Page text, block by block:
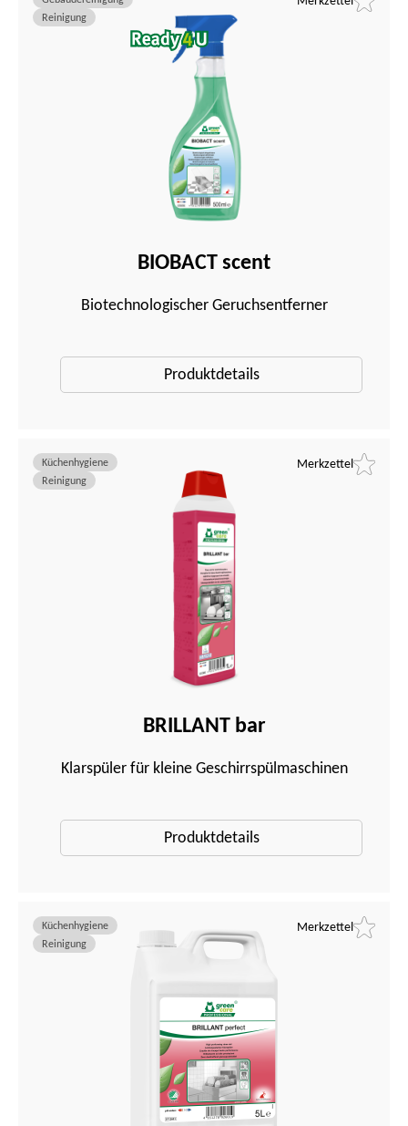
BIOBACT scent
Biotechnologischer Geruchsentferner
Reinigung
Produktdetails
Merkzettel
BRILLANT bar
Klarspüler für kleine Geschirrspülmaschinen
Küchenhygiene
Reinigung
Produktdetails
Merkzettel
Küchenhygiene
Reinigung